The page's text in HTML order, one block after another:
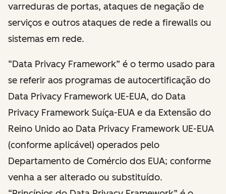
varreduras de portas, ataques de negação de
serviços e outros ataques de rede a firewalls ou
sistemas em rede.
“Data Privacy Framework” é o termo usado para
se referir aos programas de autocertificação do
Data Privacy Framework UE-EUA, do Data
Privacy Framework Suíça-EUA e da Extensão do
Reino Unido ao Data Privacy Framework UE-EUA
(conforme aplicável) operados pelo
Departamento de Comércio dos EUA; conforme
venha a ser alterado ou substituído.